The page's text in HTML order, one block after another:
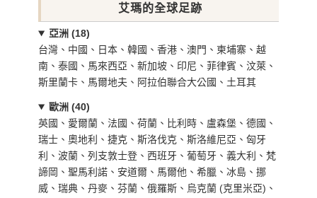
艾瑪的全球足跡
亞洲 (18)
台灣、中國、日本、韓國、香港、澳門、柬埔寨、越
南、泰國、馬來西亞、新加坡、印尼、菲律賓、汶萊、
斯里蘭卡、馬爾地夫、阿拉伯聯合大公國、土耳其
歐洲 (40)
英國、愛爾蘭、法國、荷蘭、比利時、盧森堡、德國、
瑞士、奧地利、捷克、斯洛伐克、斯洛維尼亞、匈牙
利、波蘭、列支敦士登、西班牙、葡萄牙、義大利、梵
諦岡、聖馬利諾、安道爾、馬爾他、希臘、冰島、挪
威、瑞典、丹麥、芬蘭、俄羅斯、烏克蘭 (克里米亞)、